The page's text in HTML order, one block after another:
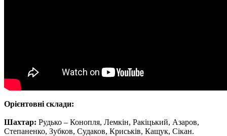
Орієнтовні склади:
Шахтар: Рудько – Конопля, Лемкін, Ракіцький, Азаров,
Степаненко, Зубков, Судаков, Криськів, Кащук, Сікан.